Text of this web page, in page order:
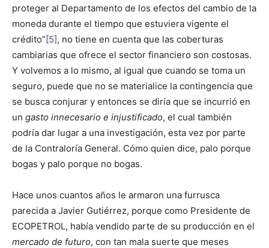
proteger al Departamento de los efectos del cambio de la
moneda durante el tiempo que estuviera vigente el
crédito”[5], no tiene en cuenta que las coberturas
cambiarias que ofrece el sector financiero son costosas.
Y volvemos a lo mismo, al igual que cuando se toma un
seguro, puede que no se materialice la contingencia que
se busca conjurar y entonces se diría que se incurrió en
un gasto innecesario e injustificado, el cual también
podría dar lugar a una investigación, esta vez por parte
de la Contraloría General. Cómo quien dice, palo porque
bogas y palo porque no bogas.
Hace unos cuantos años le armaron una furrusca
parecida a Javier Gutiérrez, porque como Presidente de
ECOPETROL, había vendido parte de su producción en el
mercado de futuro, con tan mala suerte que meses